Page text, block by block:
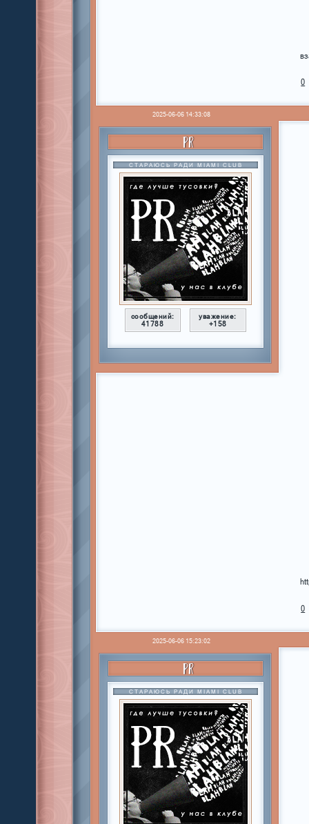
0
2025-06-06 14:33:08
PR
СТАРАЮСЬ РАДИ MIAMI CLUB
сообщений:
41788
уважение:
+158
0
2025-06-06 15:23:02
PR
СТАРАЮСЬ РАДИ MIAMI CLUB